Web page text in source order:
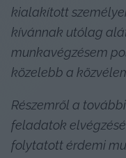
kialakított
kívánnak utólag
munkavégzésem
közelebb a
Részemről a
feladatok
folytatott érdemi